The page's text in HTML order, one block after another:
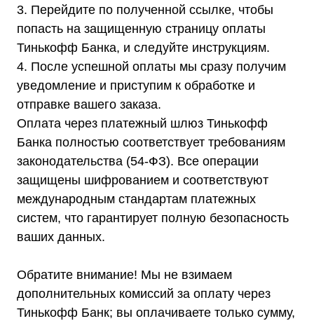
3. Перейдите по полученной ссылке, чтобы
попасть на защищенную страницу оплаты
Тинькофф Банка, и следуйте инструкциям.
4. После успешной оплаты мы сразу получим
уведомление и приступим к обработке и
отправке вашего заказа.
Оплата через платежный шлюз Тинькофф
Банка полностью соответствует требованиям
законодательства (54-ФЗ). Все операции
защищены шифрованием и соответствуют
международным стандартам платежных
систем, что гарантирует полную безопасность
ваших данных.
Обратите внимание! Мы не взимаем
дополнительных комиссий за оплату через
Тинькофф Банк; вы оплачиваете только сумму,
Стабилизаторы напряжения
Однофазные стабилизаторы
Трехфазные стабилизаторы
Стабилизаторы три фазы в одну
Стабилизаторы для котлов Серия Термо
(Т)
Стабилизаторы инверторные ИнСтаб
Стабилизаторы серии R
Стабилизаторы в стойку Rack 19
Стабилизаторы настенные
Источники бесперебойного питания
ИБП постоянного тока
Комплекты ИБП и стабилизаторов
Аксессуары